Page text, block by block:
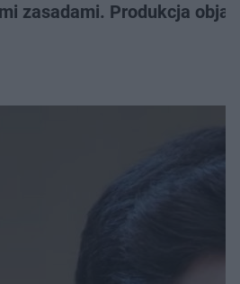
zasadami. Produkcja